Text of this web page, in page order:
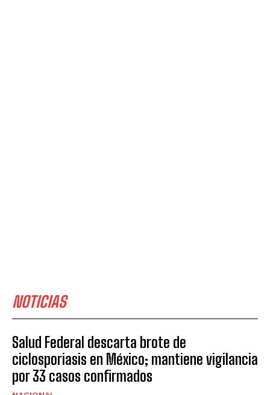
NOTICIAS
Salud Federal descarta brote de
ciclosporiasis en México; mantiene vigilancia
por 33 casos confirmados